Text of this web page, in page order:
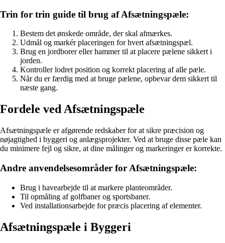
Trin for trin guide til brug af Afsætningspæle:
Bestem det ønskede område, der skal afmærkes.
Udmål og markér placeringen for hvert afsætningspæl.
Brug en jordborer eller hammer til at placere pælene sikkert i
jorden.
Kontroller lodret position og korrekt placering af alle pæle.
Når du er færdig med at bruge pælene, opbevar dem sikkert til
næste gang.
Fordele ved Afsætningspæle
Afsætningspæle er afgørende redskaber for at sikre præcision og
nøjagtighed i byggeri og anlægsprojekter. Ved at bruge disse pæle kan
du minimere fejl og sikre, at dine målinger og markeringer er korrekte.
Andre anvendelsesområder for Afsætningspæle:
Brug i havearbejde til at markere planteområder.
Til opmåling af golfbaner og sportsbaner.
Ved installationsarbejde for præcis placering af elementer.
Afsætningspæle i Byggeri